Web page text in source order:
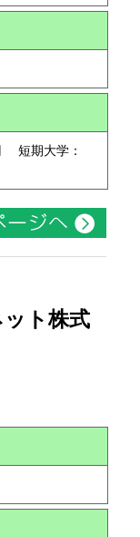
短期大学：
ト株式